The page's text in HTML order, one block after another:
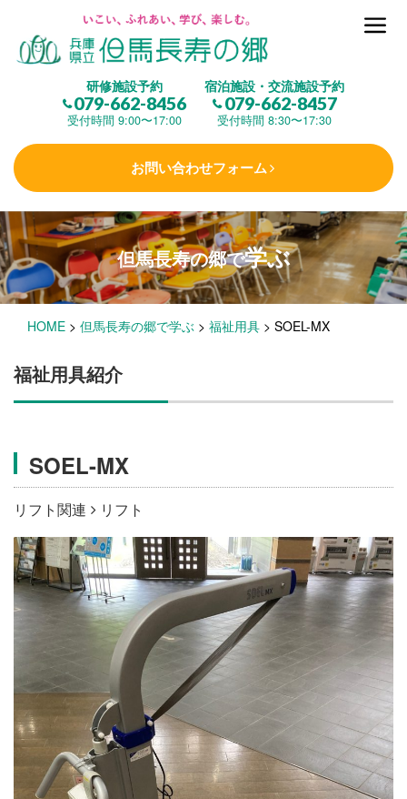
研修施設予約
079-662-8456
受付時間 9:00〜17:00
宿泊施設・交流施設予約
079-662-8457
受付時間 8:30〜17:30
お問い合わせフォーム
但馬長寿の郷とは
(研修施設)
楽しむ
学 ぶ(健康福祉)
泊まる(宿泊)
施設・料金
アクセス
但馬長寿の郷で学ぶ
HOME > 但馬長寿の郷で学ぶ > 福祉用具 > SOEL-MX
福祉用具紹介
SOEL-MX
リフト関連 リフト